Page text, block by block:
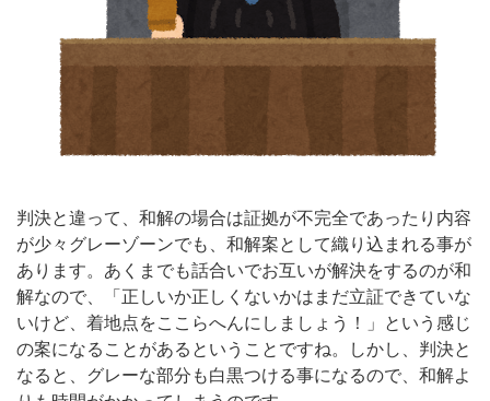
判決と違って、和解の場合は証拠が不完全であったり内容
が少々グレーゾーンでも、和解案として織り込まれる事が
あります。あくまでも話合いでお互いが解決をするのが和
解なので、「正しいか正しくないかはまだ立証できていな
いけど、着地点をここらへんにしましょう！」という感じ
の案になることがあるということですね。しかし、判決と
なると、グレーな部分も白黒つける事になるので、和解よ